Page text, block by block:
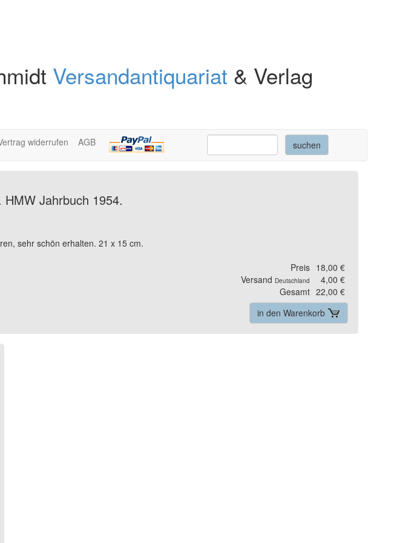
Versandantiquariat & Verlag
widerrufen AGB
Jahrbuch 1954.
sehr schön erhalten. 21 x 15 cm.
Preis 18,00 €
Versand Deutschland
4,00 €
Gesamt 22,00 €
in den Warenkorb